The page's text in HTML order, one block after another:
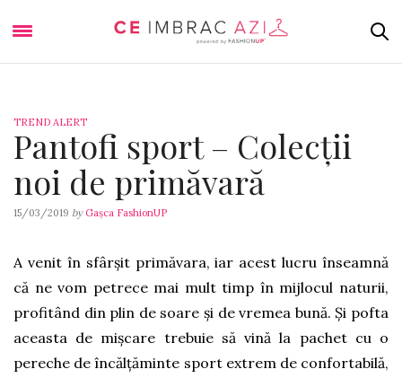
TREND ALERT
Pantofi sport – Colecții
noi de primăvară
15/03/2019 by Gașca FashionUP
A venit în sfârșit primăvara, iar acest lucru înseamnă
că ne vom petrece mai mult timp în mijlocul naturii,
profitând din plin de soare și de vremea bună. Și pofta
aceasta de mișcare trebuie să vină la pachet cu o
pereche de încălțăminte sport extrem de confortabilă,